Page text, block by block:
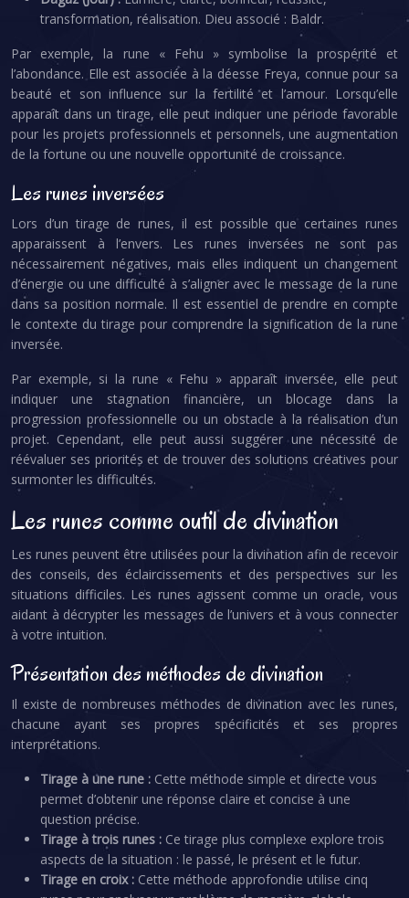
transformation, réalisation. Dieu associé : Baldr.
Par exemple, la rune « Fehu » symbolise la prospérité et
l’abondance. Elle est associée à la déesse Freya, connue pour sa
beauté et son influence sur la fertilité et l’amour. Lorsqu’elle
apparaît dans un tirage, elle peut indiquer une période favorable
pour les projets professionnels et personnels, une augmentation
de la fortune ou une nouvelle opportunité de croissance.
Les runes inversées
Lors d’un tirage de runes, il est possible que certaines runes
apparaissent à l’envers. Les runes inversées ne sont pas
nécessairement négatives, mais elles indiquent un changement
d’énergie ou une difficulté à s’aligner avec le message de la rune
dans sa position normale. Il est essentiel de prendre en compte
le contexte du tirage pour comprendre la signification de la rune
inversée.
Par exemple, si la rune « Fehu » apparaît inversée, elle peut
indiquer une stagnation financière, un blocage dans la
progression professionnelle ou un obstacle à la réalisation d’un
projet. Cependant, elle peut aussi suggérer une nécessité de
réévaluer ses priorités et de trouver des solutions créatives pour
surmonter les difficultés.
Les runes comme outil de divination
Les runes peuvent être utilisées pour la divination afin de recevoir
des conseils, des éclaircissements et des perspectives sur les
situations difficiles. Les runes agissent comme un oracle, vous
aidant à décrypter les messages de l’univers et à vous connecter
à votre intuition.
Présentation des méthodes de divination
Il existe de nombreuses méthodes de divination avec les runes,
chacune ayant ses propres spécificités et ses propres
interprétations.
Tirage à une rune : Cette méthode simple et directe vous
permet d’obtenir une réponse claire et concise à une
question précise.
Tirage à trois runes : Ce tirage plus complexe explore trois
aspects de la situation : le passé, le présent et le futur.
Tirage en croix : Cette méthode approfondie utilise cinq